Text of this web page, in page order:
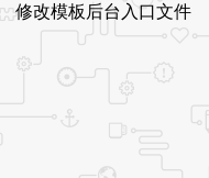
修改模板后台入口文件